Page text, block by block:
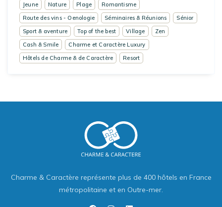
Jeune
Nature Plage
Romantisme
Route des vins - Oenologie
Séminaires & Réunions
Sénior
Sport & aventure
Top of the best Village
Zen
Cash & Smile
Charme et Caractère Luxury
Hôtels de Charme & de Caractère
Resort
Charme & Caractère représente plus de 400 hôtels en France
métropolitaine et en Outre-mer.